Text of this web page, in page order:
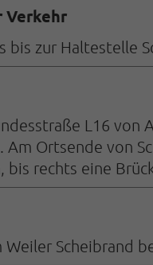
bis zur Haltestelle
L16 von
Am Ortsende von
bis rechts eine
Weiler Scheibrand